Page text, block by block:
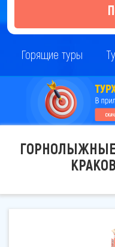
Горящие туры